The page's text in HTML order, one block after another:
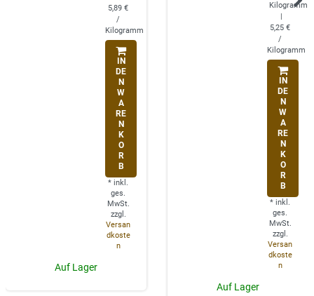
5,89 €
/
Kilogramm
IN
DE
N
W
A
RE
N
K
O
R
B
* inkl.
ges.
MwSt.
zzgl.
Versan
dkoste
n
Auf Lager
Kilogramm
5,25 €
/
Kilogramm
IN
DE
N
W
A
RE
N
K
O
R
B
* inkl.
ges.
MwSt.
zzgl.
Versan
dkoste
n
Auf Lager